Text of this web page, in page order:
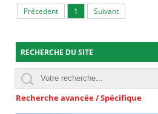
Précedent 1 Suivant
RECHERCHE DU SITE
Recherche avancée / Spécifique